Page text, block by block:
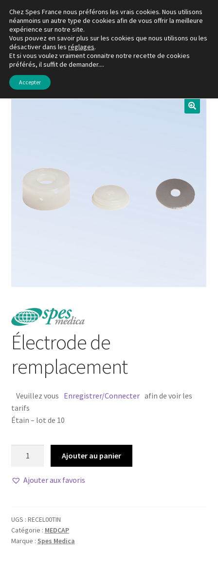
Aller
à
la
navigation
Aller
au
contenu
Menu
La boutique
Mon compte
Accueil MEDCAP Électrode de remplacement
Électrode de
remplacement
Veuillez vous Enregistrer/Connecter afin de voir les
tarifs
Étain – lot de 10
de
Ajouter au panier
Ajouter aux favoris
UGS : RECEL00TIN
Catégorie : MEDCAP
Marque : Spes Medica
Chez Spes France nous préférons les vrais cookies. Nous utilisons
néanmoins un autre type de cookies afin de vous offrir la meilleure
expérience sur notre site.
Vous pouvez en savoir plus sur les cookies que nous utilisons ou les
désactiver dans les réglages.
Et si vous voulez vraiment connaitre notre recette de cookies
préférés, il suffit de demander....
Accepter